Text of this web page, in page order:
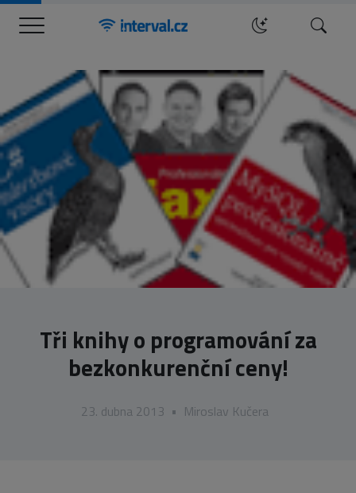
Menu Hledat
Tři knihy o programování za
bezkonkurenční ceny!
23. dubna 2013 • Miroslav Kučera